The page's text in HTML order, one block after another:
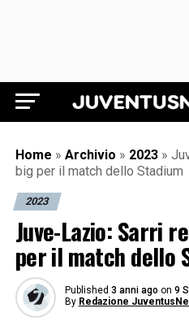
Home » Archivio » 2023 »
big per il match dello Stadium
2023
Juve-Lazio: Sarri
per il match dello
Published 3 anni ago on 9
By Redazione